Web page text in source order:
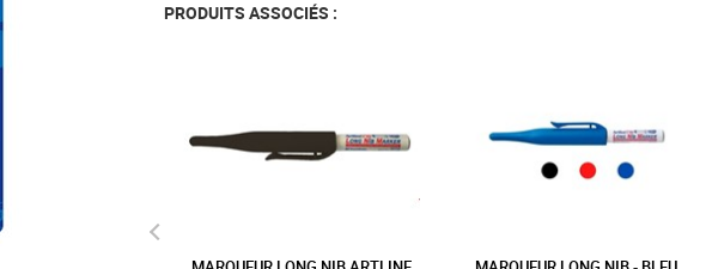
PRODUITS ASSOCIÉS :